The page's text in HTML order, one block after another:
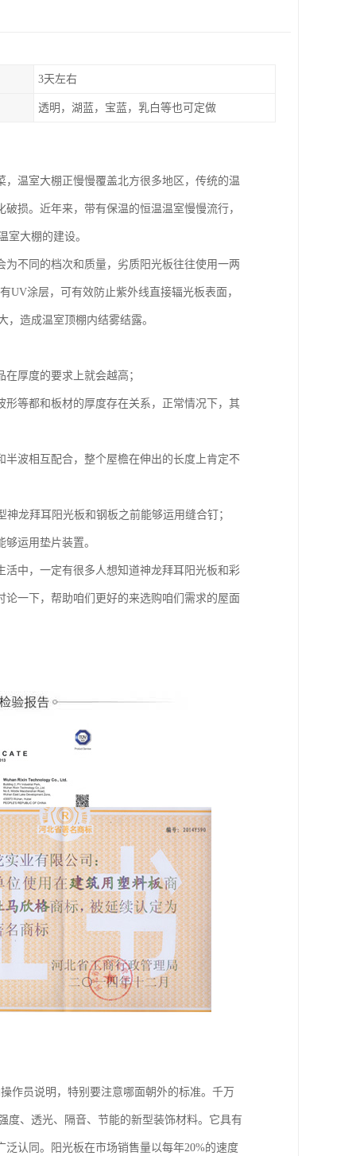
3天左右
透明，湖蓝，宝蓝，乳白等也可定做
温室大棚正慢慢覆盖北方很多地区，传统的温
损。近年来，带有保温的恒温温室慢慢流行，
室大棚的建设。
不同的档次和质量，劣质阳光板往往使用一两
UV涂层，可有效防止紫外线直接辐光板表面，
造成温室顶棚内结雾结露。
厚度的要求上就会越高；
等都和板材的厚度存在关系，正常情况下，其
波相互配合，整个屋檐在伸出的长度上肯定不
龙拜耳阳光板和钢板之前能够运用缝合钉；
运用垫片装置。
中，一定有很多人想知道神龙拜耳阳光板和彩
一下，帮助咱们更好的来选购咱们需求的屋面
作员说明，特别要注意哪面朝外的标准。千万
度、透光、隔音、节能的新型装饰材料。它具有
认同。阳光板在市场销售量以每年20%的速度